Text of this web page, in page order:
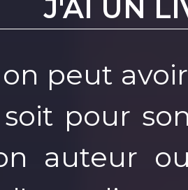
J'AI UN
on peut
pour
auteur